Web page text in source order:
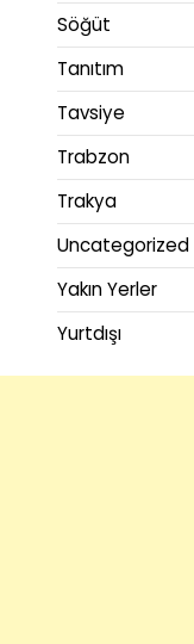
Söğüt
Tanıtım
Tavsiye
Trabzon
Trakya
Uncategorized
Yakın Yerler
Yurtdışı